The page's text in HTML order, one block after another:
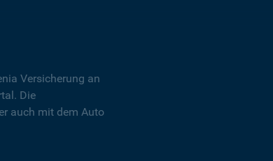
Versicherung an
Die
auch mit dem Auto